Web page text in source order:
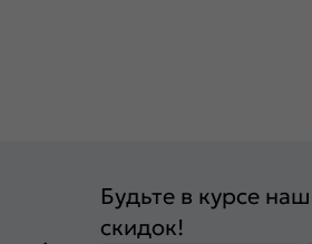
Будьте в курсе
скидок!